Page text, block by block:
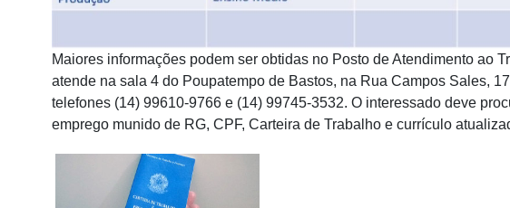
Maiores informações podem ser obtidas no Posto de Atendimento ao
atende na sala 4 do Poupatempo de Bastos, na Rua Campos Sales,
telefones (14) 99610-9766 e (14) 99745-3532. O interessado deve
emprego munido de RG, CPF, Carteira de Trabalho e currículo